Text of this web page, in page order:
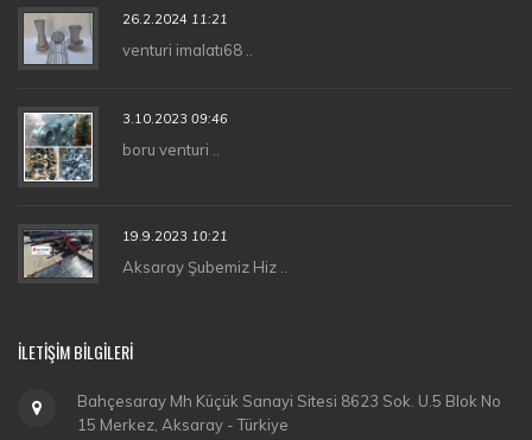
26.2.2024 11:21
venturi imalatı68 ..
3.10.2023 09:46
boru venturi ..
19.9.2023 10:21
Aksaray Şubemiz Hiz ..
İLETIŞIM BILGILERI
Bahçesaray Mh Küçük Sanayi Sitesi 8623 Sok. U.5 Blok No
15 Merkez, Aksaray - Türkiye